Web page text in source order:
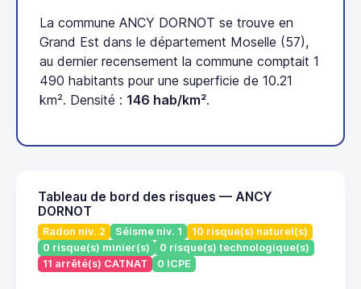
La commune ANCY DORNOT se trouve en
Grand Est dans le département Moselle (57),
au dernier recensement la commune comptait 1
490 habitants pour une superficie de 10.21
km². Densité : 146 hab/km².
Tableau de bord des risques — ANCY
DORNOT
Radon niv. 2 Séisme niv. 1
10 risque(s) naturel(s)
0 risque(s) minier(s)
0 risque(s) technologique(s)
11 arrêté(s) CATNAT
0 ICPE